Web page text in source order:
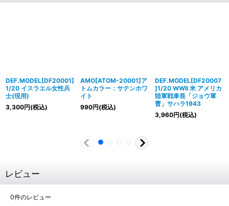
DEF.MODEL[DF20001]
1/20 イスラエル女性兵
士(現用)
3,300円(税込)
AMO[ATOM-20001]ア
トムカラー：サテンホワ
イト
990円(税込)
DEF.MODEL[DF20007
]1/20 WWII 米 アメリカ
陸軍戦車長「ジョウ軍
曹」サハラ1943
3,960円(税込)
レビュー
0件のレビュー